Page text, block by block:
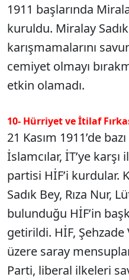
1911 başlarında
kuruldu. Miralay
karışmamalarını
cemiyet olmayı
etkin olamadı.
10- Hürriyet ve İtilaf
21 Kasım 1911’de
İslamcılar, İT’ye
partisi HİF’i kurdular.
Sadık Bey, Rıza Nur,
bulunduğu HİF’in
getirildi. HİF,
üzere saray
Parti, liberal ilkeleri